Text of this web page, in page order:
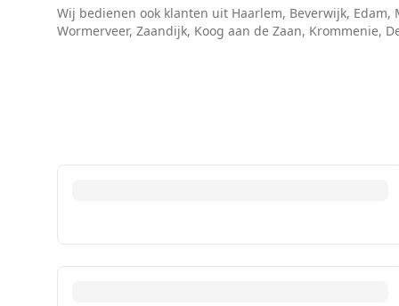
Wij bedienen ook klanten uit Haarlem, Beverwijk, Edam,
Wormerveer, Zaandijk, Koog aan de Zaan, Krommenie,